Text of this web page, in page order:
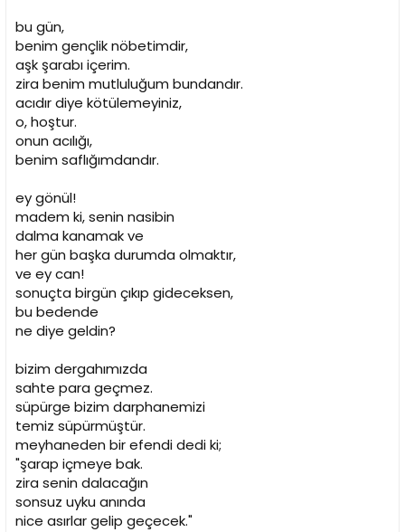
bu gün,
benim gençlik nöbetimdir,
aşk şarabı içerim.
zira benim mutluluğum bundandır.
acıdır diye kötülemeyiniz,
o, hoştur.
onun acılığı,
benim saflığımdandır.
ey gönül!
madem ki, senin nasibin
dalma kanamak ve
her gün başka durumda olmaktır,
ve ey can!
sonuçta birgün çıkıp gideceksen,
bu bedende
ne diye geldin?
bizim dergahımızda
sahte para geçmez.
süpürge bizim darphanemizi
temiz süpürmüştür.
meyhaneden bir efendi dedi ki;
"şarap içmeye bak.
zira senin dalacağın
sonsuz uyku anında
nice asırlar gelip geçecek."